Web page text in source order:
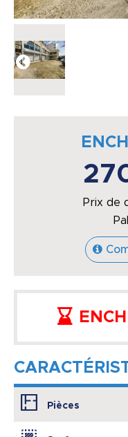
Prix de
Pièces